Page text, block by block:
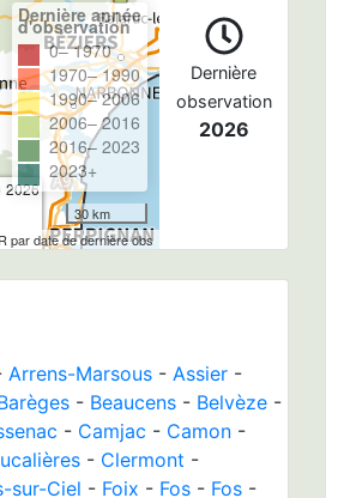
Dernière année
d'observation
0– 1970
1970– 1990
1990– 2006
2006– 2016
2016– 2023
2023+
30 km
par date de dernière obs
Dernière
observation
2026
Arrens-Marsous - Assier -
- Beaucens - Belvèze -
- Camjac - Camon -
- Clermont -
sur-Ciel - Foix - Fos - Fos -